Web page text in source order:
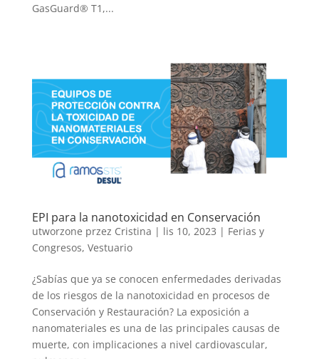
GasGuard® T1,...
EPI para la nanotoxicidad en Conservación
utworzone przez Cristina | lis 10, 2023 | Ferias y
Congresos, Vestuario
¿Sabías que ya se conocen enfermedades derivadas
de los riesgos de la nanotoxicidad en procesos de
Conservación y Restauración? La exposición a
nanomateriales es una de las principales causas de
muerte, con implicaciones a nivel cardiovascular,